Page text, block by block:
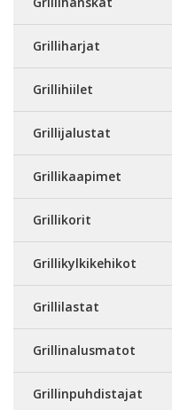
Grilliharjat
Grillihiilet
Grillijalustat
Grillikaapimet
Grillikorit
Grillikylkikehikot
Grillilastat
Grillinalusmatot
Grillinpuhdistajat